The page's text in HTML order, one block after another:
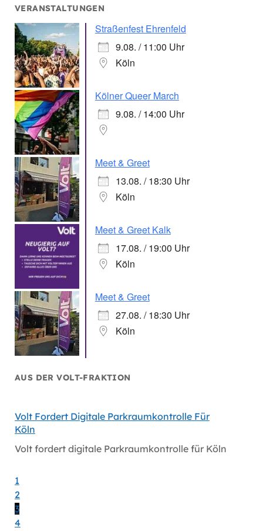
VERANSTALTUNGEN
Straßenfest Ehrenfeld
9.08. / 11:00 Uhr
Köln
Kölner Queer March
9.08. / 14:00 Uhr
Meet & Greet
13.08. / 18:30 Uhr
Köln
Meet & Greet Kalk
17.08. / 19:00 Uhr
Köln
Meet & Greet
27.08. / 18:30 Uhr
Köln
AUS DER VOLT-FRAKTION
Volt Fordert Digitale Parkraumkontrolle Für
Köln
Volt fordert digitale Parkraumkontrolle für Köln
1
2
3
4